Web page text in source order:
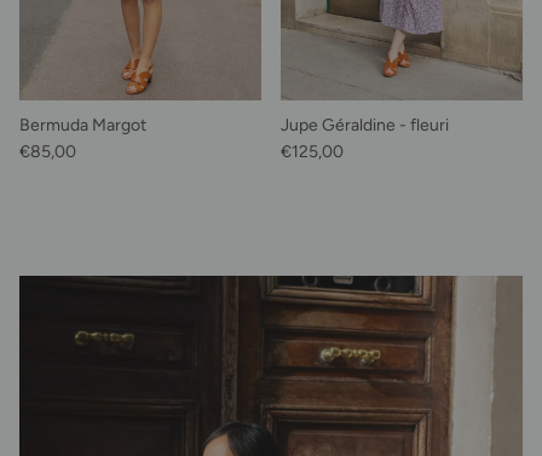
Bermuda Margot
Prix habituel
€85,00
Jupe Géraldine - fleuri
Prix habituel
€125,00